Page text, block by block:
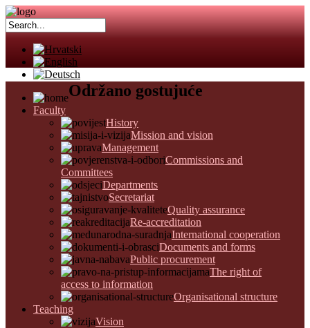
Faculty
History
Mission and vision
Management
Commissions and
Committees
Departments
Secretariat
Quality assurance
Re-accreditation
International cooperation
Documents and forms
Public procurement
The right of
access to information
Organisational structure
Teaching
Vision
Održano gostujuće